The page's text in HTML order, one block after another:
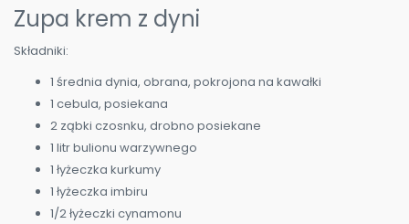
Zupa krem z dyni
Składniki:
1 średnia dynia, obrana, pokrojona na kawałki
1 cebula, posiekana
2 ząbki czosnku, drobno posiekane
1 litr bulionu warzywnego
1 łyżeczka kurkumy
1 łyżeczka imbiru
1/2 łyżeczki cynamonu